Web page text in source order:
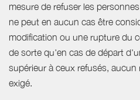
mesure de refuser les
ne peut en aucun cas être
modification ou une rupture du
de sorte qu'en cas de départ
supérieur à ceux refusés,
exigé.